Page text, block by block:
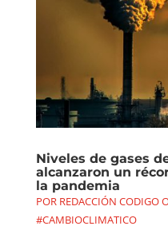
Niveles de gases
alcanzaron un
la pandemia
POR REDACCIÓN CODIGO
#CAMBIOCLIMATICO